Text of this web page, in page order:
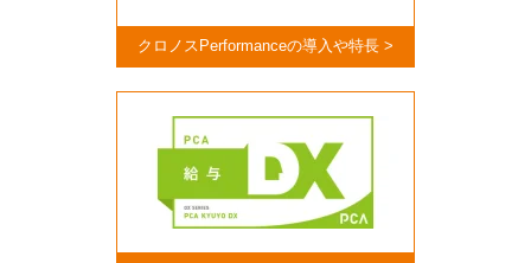
クロノスPerformanceの導入や特長 >